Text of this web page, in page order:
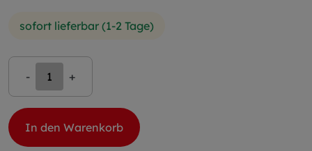
sofort lieferbar (1-2 Tage)
- +
In den Warenkorb